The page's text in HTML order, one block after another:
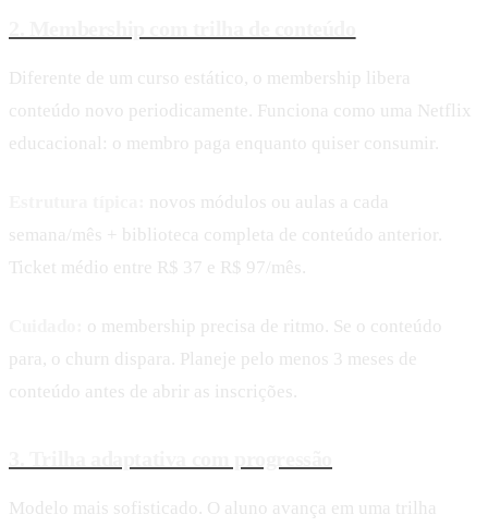
Diferente de um curso estático, o membership libera
conteúdo novo periodicamente. Funciona como uma Netflix
educacional: o membro paga enquanto quiser consumir.
novos módulos ou aulas a cada
semana/mês + biblioteca completa de conteúdo anterior.
Ticket médio entre R$ 37 e R$ 97/mês.
o membership precisa de ritmo. Se o conteúdo
para, o churn dispara. Planeje pelo menos 3 meses de
conteúdo antes de abrir as inscrições.
Modelo mais sofisticado. O aluno avança em uma trilha